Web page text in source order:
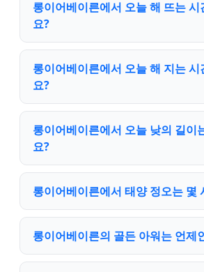
롱이어베이른에서 오늘 해 뜨는
요?
롱이어베이른에서 오늘 해 지는
요?
롱이어베이른에서 오늘 낮의 길이
요?
롱이어베이른에서 태양 정오는 몇
롱이어베이른의 골든 아워는 언제